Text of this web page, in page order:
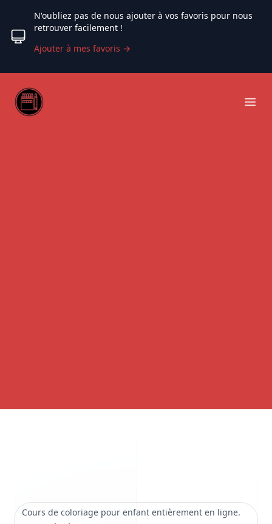
N'oubliez pas de nous ajouter à vos favoris pour nous
retrouver facilement !
Ajouter à mes favoris →
Web coloriage
Cours de coloriage pour enfant entièrement en ligne.